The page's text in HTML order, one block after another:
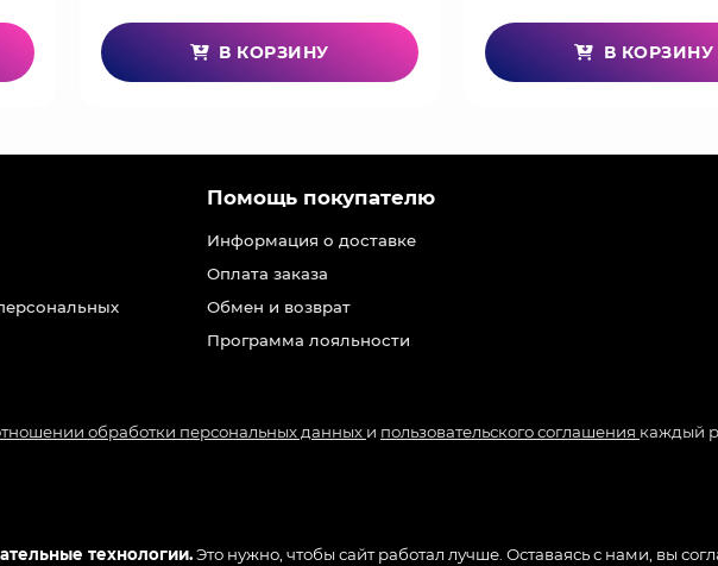
В КОРЗИНУ В КОРЗИНУ
технологии.Это нужно, чтобы сайт работал лучше. Оставаясь с нами, вы
Помощь покупателю
Информация о доставке
Оплата заказа
Обмен и возврат
Программа лояльности
обработки персональных данных и пользовательского соглашения каждый